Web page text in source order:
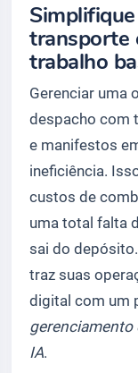
transporte
trabalho
Gerenciar uma
despacho com
e manifestos
ineficiência.
custos de
uma total falta
sai do
traz suas
digital com um
gerenciamento
IA.